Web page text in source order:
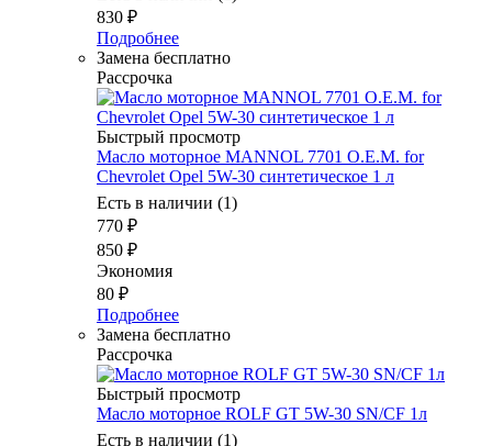
830 ₽
Подробнее
Замена бесплатно
Рассрочка
Быстрый просмотр
Масло моторное MANNOL 7701 O.E.M. for
Chevrolet Opel 5W-30 синтетическое 1 л
Есть в наличии (1)
770 ₽
850 ₽
Экономия
80 ₽
Подробнее
Замена бесплатно
Рассрочка
Быстрый просмотр
Масло моторное ROLF GT 5W-30 SN/CF 1л
Есть в наличии (1)